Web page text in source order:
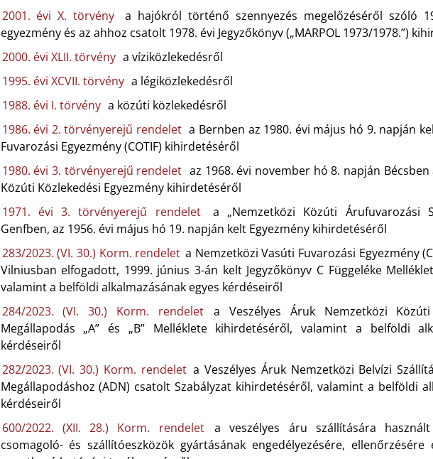
2001. évi X. törvény
a hajókról történő szennyezés megelőzéséről szóló
egyezmény és az ahhoz csatolt 1978. évi Jegyzőkönyv („MARPOL 1973/1978.”)
2000. évi XLII. törvény a víziközlekedésről
1995. évi XCVII. törvény a légiközlekedésről
1988. évi I. törvény a közúti közlekedésről
1986. évi 2. törvényerejű rendelet a Bernben az 1980. évi május hó 9. napján
Fuvarozási Egyezmény (COTIF) kihirdetéséről
1980. évi 3. törvényerejű rendelet az 1968. évi november hó 8. napján
Közúti Közlekedési Egyezmény kihirdetéséről
1971. évi 3. törvényerejű rendelet
a „Nemzetközi Közúti Árufuvarozási
Genfben, az 1956. évi május hó 19. napján kelt Egyezmény kihirdetéséről
283/2023. (VI. 30.) Korm. rendelet a Nemzetközi Vasúti Fuvarozási Egyezmény
Vilniusban elfogadott, 1999. június 3-án kelt Jegyzőkönyv C Függeléke
valamint a belföldi alkalmazásának egyes kérdéseiről
284/2023. (VI. 30.) Korm. rendelet a Veszélyes Áruk Nemzetközi
Megállapodás „A” és „B” Melléklete kihirdetéséről, valamint a belföldi
kérdéseiről
282/2023. (VI. 30.) Korm. rendelet a Veszélyes Áruk Nemzetközi Belvízi
Megállapodáshoz (ADN) csatolt Szabályzat kihirdetéséről, valamint a belföldi
kérdéseiről
600/2022. (XII. 28.) Korm. rendelet a veszélyes áru szállítására
csomagoló- és szállítóeszközök gyártásának engedélyezésére, ellenőrzésére